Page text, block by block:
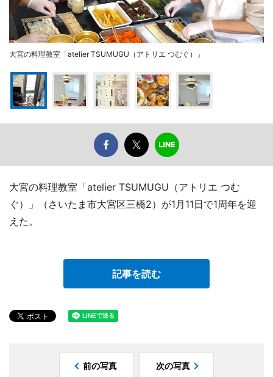
大宮の料理教室「atelier TSUMUGU（アトリエ つむぐ）」
大宮の料理教室「atelier TSUMUGU（アトリエ つむ
ぐ）」（さいたま市大宮区三橋2）が1月11日で1周年を迎
えた。
記事を読む
前の写真 次の写真